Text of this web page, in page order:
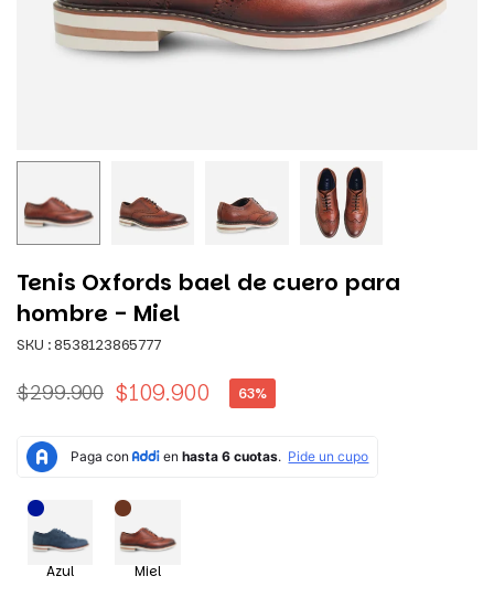
Tenis Oxfords bael de cuero para
hombre - Miel
SKU :8538123865777
Precio
$299.900 $109.900 63%
Azul Miel